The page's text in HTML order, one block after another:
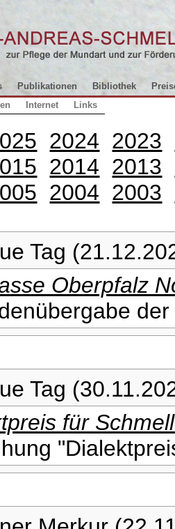
Publikationen Bibliothek
Internet Links
2024 2023
2014 2013
2004 2003
Tag
Oberpfalz
Tag
für